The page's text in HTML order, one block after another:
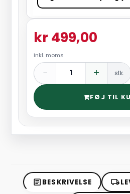
kr 499,00
inkl. moms
− + stk.
FØJ TIL
BESKRIVELSE